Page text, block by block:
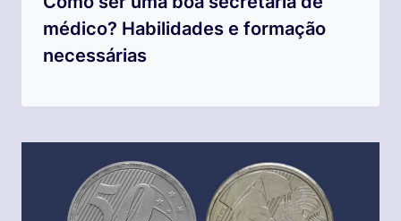
médico? Habilidades e formação
necessárias